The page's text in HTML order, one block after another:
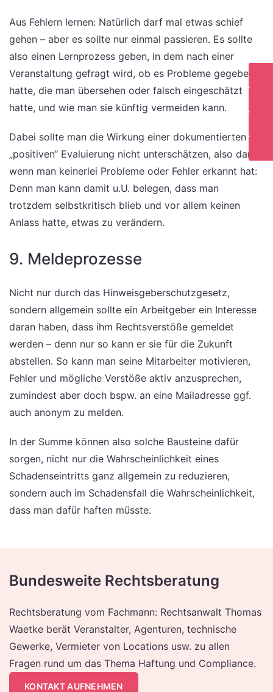
Aus Fehlern lernen: Natürlich darf mal etwas schief
gehen – aber es sollte nur einmal passieren. Es sollte
also einen Lernprozess geben, in dem nach einer
Veranstaltung gefragt wird, ob es Probleme gegeben
hatte, die man übersehen oder falsch eingeschätzt
hatte, und wie man sie künftig vermeiden kann.
Dabei sollte man die Wirkung einer dokumentierten (!)
„positiven“ Evaluierung nicht unterschätzen, also dann,
wenn man keinerlei Probleme oder Fehler erkannt hat:
Denn man kann damit u.U. belegen, dass man
trotzdem selbstkritisch blieb und vor allem keinen
Anlass hatte, etwas zu verändern.
9. Meldeprozesse
Nicht nur durch das Hinweisgeberschutzgesetz,
sondern allgemein sollte ein Arbeitgeber ein Interesse
daran haben, dass ihm Rechtsverstöße gemeldet
werden – denn nur so kann er sie für die Zukunft
abstellen. So kann man seine Mitarbeiter motivieren,
Fehler und mögliche Verstöße aktiv anzusprechen,
zumindest aber doch bspw. an eine Mailadresse ggf.
auch anonym zu melden.
In der Summe können also solche Bausteine dafür
sorgen, nicht nur die Wahrscheinlichkeit eines
Schadenseintritts ganz allgemein zu reduzieren,
sondern auch im Schadensfall die Wahrscheinlichkeit,
dass man dafür haften müsste.
Bundesweite Rechtsberatung
Rechtsberatung vom Fachmann: Rechtsanwalt Thomas
Waetke berät Veranstalter, Agenturen, technische
Gewerke, Vermieter von Locations usw. zu allen
Fragen rund um das Thema Haftung und Compliance.
KONTAKT AUFNEHMEN